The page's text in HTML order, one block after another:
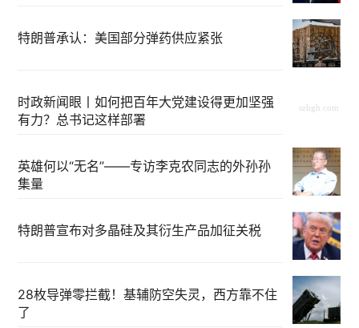
特朗普承认：美国部分弹药供应紧张
时政新闻眼丨如何把百年大党建设得更加坚强
有力？总书记这样部署
英雄何以“无名”——专访李克农同志的外孙孙
集量
特朗普宣布对多晶硅及其衍生产品加征关税
28枚导弹零拦截！基辅防空失灵，西方靠不住
了